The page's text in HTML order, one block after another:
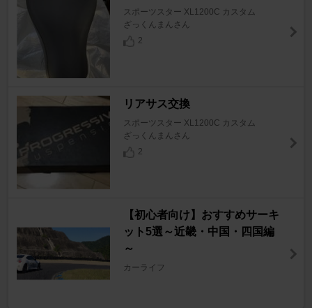
スポーツスター XL1200C カスタム
ざっくんまんさん
2
リアサス交換
スポーツスター XL1200C カスタム
ざっくんまんさん
2
【初心者向け】おすすめサーキ
ット5選～近畿・中国・四国編
～
カーライフ